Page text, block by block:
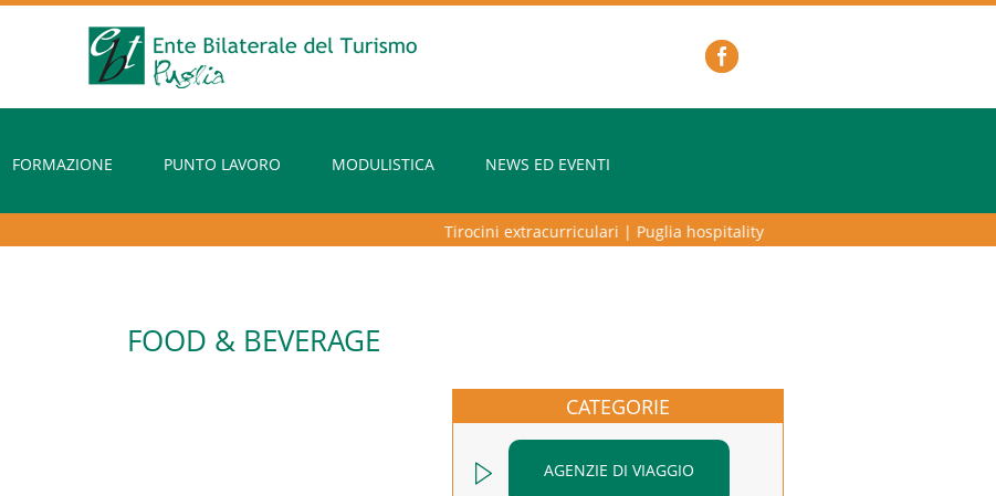
FORMAZIONE PUNTO LAVORO MODULISTICA
NEWS ED EVENTI
Tirocini extracurriculari|Puglia hospitality lab – programma di alta
FOOD & BEVERAGE
CATEGORIE
AGENZIE DI VIAGGIO